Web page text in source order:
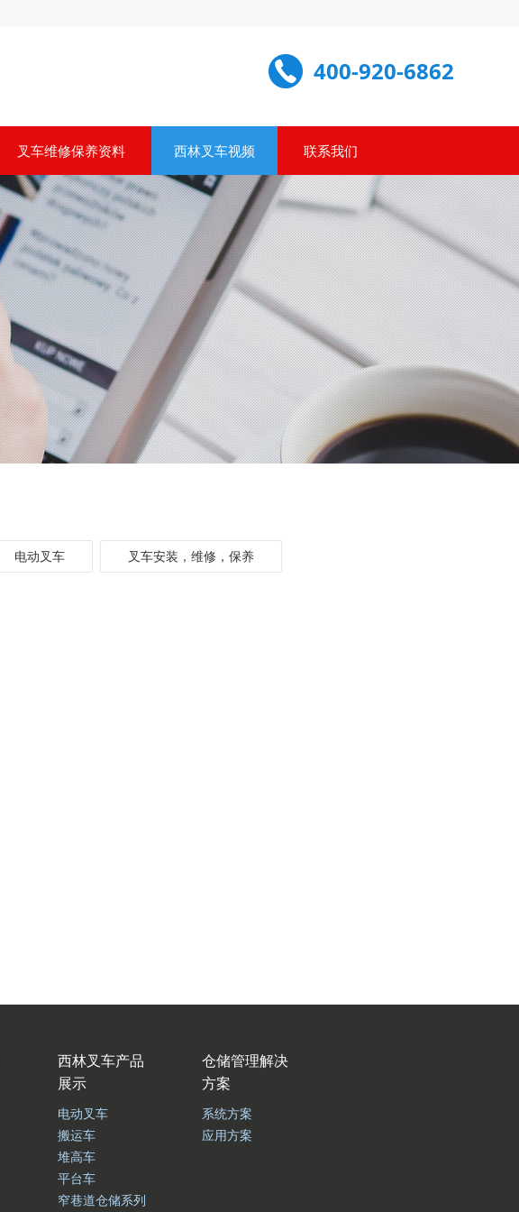
400-920-6862
叉车维修保养资料 西林叉车视频 联系我们
电动叉车 叉车安装，维修，保养
西林叉车产品
展示
电动叉车
搬运车
堆高车
平台车
窄巷道仓储系列
仓储管理解决
方案
系统方案
应用方案